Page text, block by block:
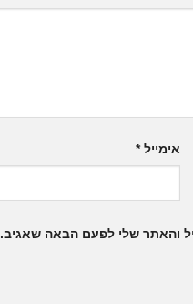
אימייל*
והאתר שלי לפעם הבאה שאגיב.